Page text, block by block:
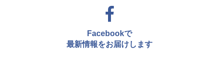
Facebookで
最新情報をお届けします